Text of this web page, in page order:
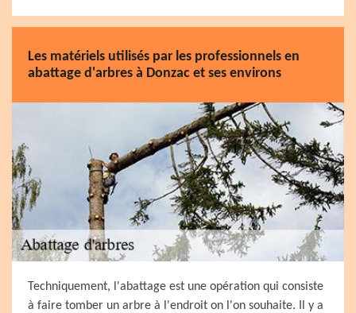
Les matériels utilisés par les professionnels en
abattage d'arbres à Donzac et ses environs
Techniquement, l'abattage est une opération qui consiste
à faire tomber un arbre à l'endroit on l'on souhaite. Il y a